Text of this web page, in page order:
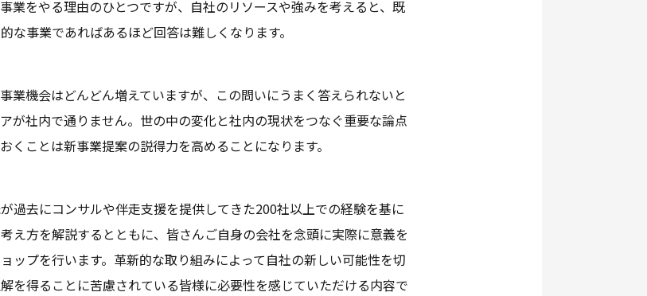
業をやる理由のひとつですが、自社のリソースや強みを考えると、既
な事業であればあるほど回答は難しくなります。
業機会はどんどん増えていますが、この問いにうまく答えられないと
が社内で通りません。世の中の変化と社内の現状をつなぐ重要な論点
くことは新事業提案の説得力を高めることになります。
過去にコンサルや伴走支援を提供してきた200社以上での経験を基に
え方を解説するとともに、皆さんご自身の会社を念頭に実際に意義を
ップを行います。革新的な取り組みによって自社の新しい可能性を切
を得ることに苦慮されている皆様に必要性を感じていただける内容で